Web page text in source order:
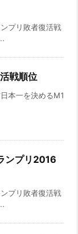
プリ敗者復活戦
戦順位
本一を決めるM1
ンプリ2016
プリ敗者復活戦